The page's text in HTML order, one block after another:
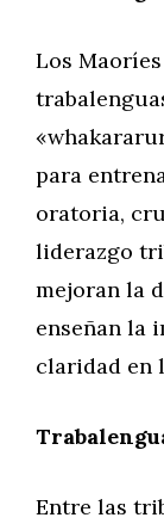
Los
para
oratoria,
liderazgo
mejoran la
enseñan la
claridad en
Entre las